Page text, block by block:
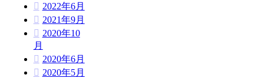
2022年6月
2021年9月
2020年10
月
2020年6月
2020年5月